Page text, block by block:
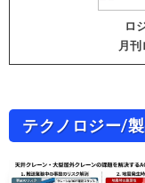
ロ
月
テクノロジー/